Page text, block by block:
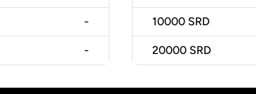
-
-
10000 SRD
20000 SRD